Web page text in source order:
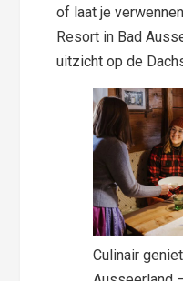
of laat je
Resort in Bad
uitzicht op de
Culinair